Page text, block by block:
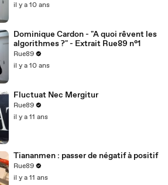
il y a 10 ans
Dominique Cardon - "A quoi rêvent les
algorithmes ?" - Extrait Rue89 n°1
Rue89
il y a 10 ans
Fluctuat Nec Mergitur
Rue89
il y a 11 ans
Tiananmen : passer de négatif à positif
Rue89
il y a 11 ans